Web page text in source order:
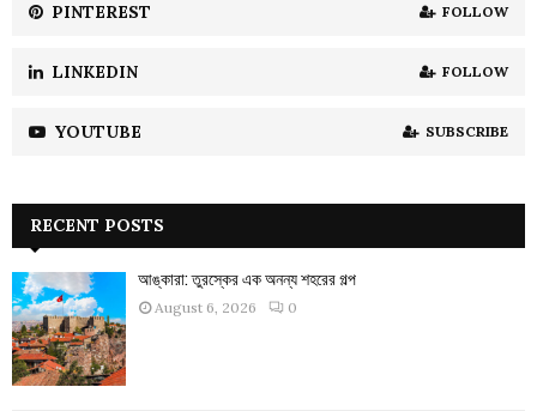
PINTEREST FOLLOW
LINKEDIN FOLLOW
YOUTUBE SUBSCRIBE
RECENT POSTS
আঙ্কারা: তুরস্কের এক অনন্য শহরের গল্প
August 6, 2026 0